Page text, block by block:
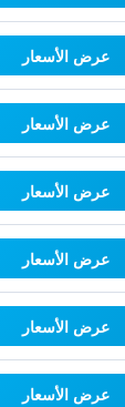
عرض الأسعار
عرض الأسعار
عرض الأسعار
عرض الأسعار
عرض الأسعار
عرض الأسعار